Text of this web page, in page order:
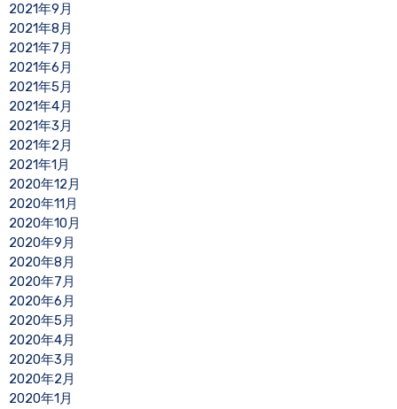
2021年9月
2021年8月
2021年7月
2021年6月
2021年5月
2021年4月
2021年3月
2021年2月
2021年1月
2020年12月
2020年11月
2020年10月
2020年9月
2020年8月
2020年7月
2020年6月
2020年5月
2020年4月
2020年3月
2020年2月
2020年1月